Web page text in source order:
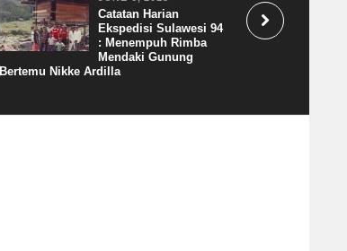
Catatan Harian
Ekspedisi Sulawesi 94
: Menempuh Rimba
Mendaki Gunung
Bertemu Nikke Ardilla